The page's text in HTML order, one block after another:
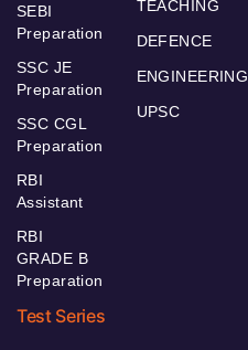
SEBI
Preparation
SSC JE
Preparation
SSC CGL
Preparation
RBI
Assistant
RBI
GRADE B
Preparation
TEACHING
DEFENCE
ENGINEERING
UPSC
Test Series